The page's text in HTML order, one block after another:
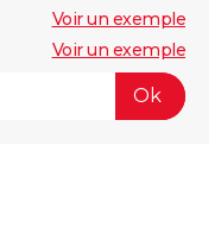
Voir un exemple
Voir un exemple